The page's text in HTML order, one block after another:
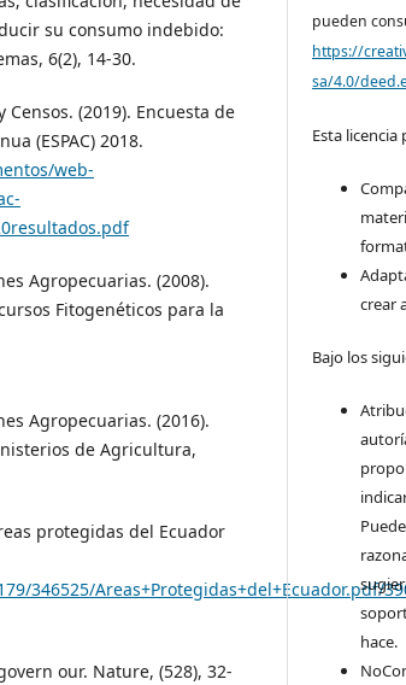
su consumo indebido:
6(2), 14-30.
(2019). Encuesta de
(ESPAC) 2018.
web-
Agropecuarias. (2008).
Fitogenéticos para la
Agropecuarias. (2016).
de Agricultura,
protegidas del Ecuador
346525/Areas+Protegidas+del+Ecuador.pdf/
our. Nature, (528), 32-
pueden
https://
sa/4.0/
Esta licencia
crear
Bajo los
hace.